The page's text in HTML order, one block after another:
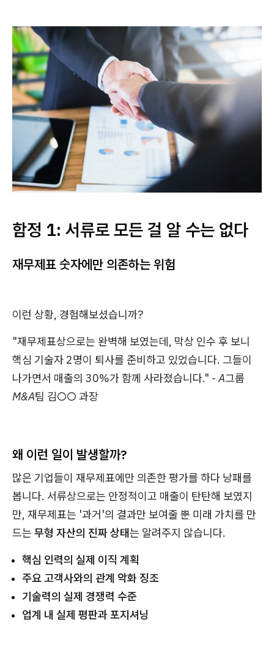
함정 1: 서류로 모든 걸 알 수는 없다
재무제표 숫자에만 의존하는 위험
이런 상황, 경험해보셨습니까?
"재무제표상으로는 완벽해 보였는데, 막상 인수 후 보니
핵심 기술자 2명이 퇴사를 준비하고 있었습니다. 그들이
나가면서 매출의 30%가 함께 사라졌습니다." - A그룹
M&A팀 김○○ 과장
왜 이런 일이 발생할까?
많은 기업들이 재무제표에만 의존한 평가를 하다 낭패를
봅니다. 서류상으로는 안정적이고 매출이 탄탄해 보였지
만, 재무제표는 '과거'의 결과만 보여줄 뿐 미래 가치를 만
드는 무형 자산의 진짜 상태는 알려주지 않습니다.
핵심 인력의 실제 이직 계획
주요 고객사와의 관계 악화 징조
기술력의 실제 경쟁력 수준
업계 내 실제 평판과 포지셔닝